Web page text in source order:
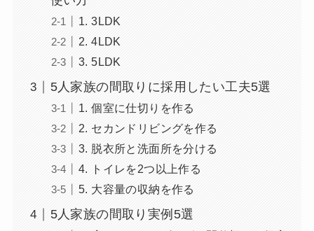
1. 3LDK
2. 4LDK
3. 5LDK
5人家族の間取りに採用したい工夫5選
1. 個室に仕切りを作る
2. セカンドリビングを作る
3. 脱衣所と洗面所を分ける
4. トイレを2つ以上作る
5. 大容量の収納を作る
5人家族の間取り実例5選